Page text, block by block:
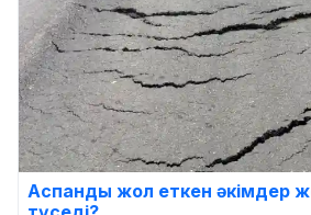
Аспанды жол еткен әкімдер